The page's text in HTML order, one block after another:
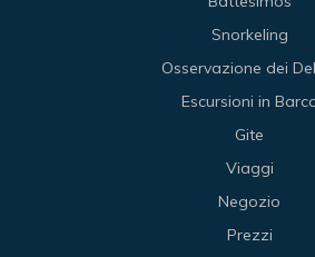
Snorkeling
Osservazione dei
Escursioni in
Gite
Viaggi
Negozio
Prezzi